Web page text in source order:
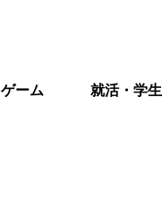
ゲーム 就活・学生